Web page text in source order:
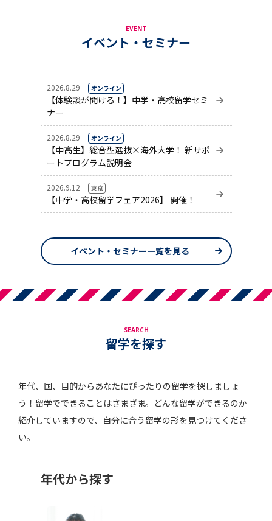
イベント・セミナー
EVENT
2026.8.29 オンライン
【体験談が聞ける！】中学・高校留学セミ
ナー
2026.8.29 オンライン
【中高生】総合型選抜×海外大学！ 新サポ
ートプログラム説明会
2026.9.12 東京
【中学・高校留学フェア2026】 開催！
イベント・セミナー一覧を見る
留学を探す
SEARCH
年代、国、目的からあなたにぴったりの留学を探しましょ
う！留学でできることはさまざま。どんな留学ができるのか
紹介していますので、自分に合う留学の形を見つけてくださ
い。
年代から探す